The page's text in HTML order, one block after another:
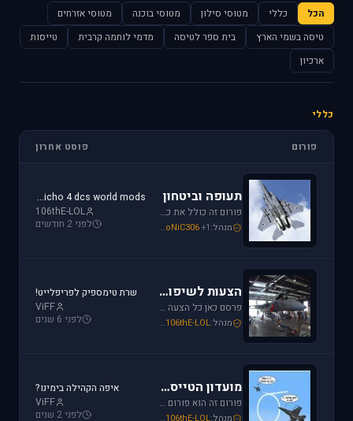
הכל כללי מטוסי סילון מטוסי בוכנה
מטוסי אזרחים
טיסה בשמי הארץ
בית ספר לטיסה מדמי לוחמה קרבית
טייסות
ארכיון
כללי
פורום פוסט אחרון
תעופה וביטחון
פורום זה כולל את כל נושאי התעופה האזרחית, הצבאית והבטחון בארץ ובעולם. ניתן לדון בכל נושא אקטואלי או היסטורי בתחומים אלו.
מנהל: Mike_69th SoNiC306+1
jericho 4 dcs world mods
106thE-LOL
לפני 2 חודשים
הצעות לשיפור / הערות ומתן פידבק
פרסם כאן כל הצעה לשיפור שברצונך לראות מתגשמת או הערות לגבי דברים שברצונך לראות נעלמים או מציקים לך.
מנהל: Mike_69th ,106thE-LOL
שרת טימספיק לפריפלייט!
ViFF
לפני 6 שנים
מועדון הטייסים
פורום זה הוא פורום (OT (Off Topic פרסם כאן כל הודעה שמתחשקת לך וראויה לדיון.
מנהל: Mike_69th ,106thE-LOL
איפה הקהילה בימינו?
ViFF
לפני 2 שנים